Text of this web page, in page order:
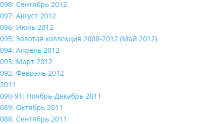
098: Сентябрь 2012
097: Август 2012
096: Июль 2012
095: Золотая коллекция 2008-2012 (Май 2012)
094: Апрель 2012
093: Март 2012
092: Февраль 2012
2011
090-91: Ноябрь-Декабрь 2011
089: Октябрь 2011
088: Сентябрь 2011